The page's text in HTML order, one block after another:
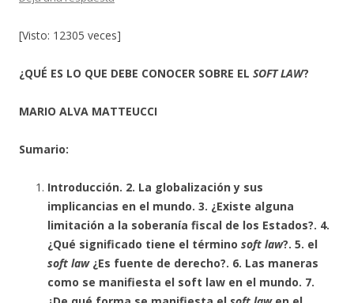
[Visto: 12305 veces]
¿QUÉ ES LO QUE DEBE CONOCER SOBRE EL SOFT LAW?
MARIO ALVA MATTEUCCI
Sumario:
Introducción. 2. La globalización y sus
implicancias en el mundo. 3. ¿Existe alguna
limitación a la soberanía fiscal de los Estados?. 4.
¿Qué significado tiene el término soft law?. 5. el
soft law¿Es fuente de derecho?. 6. Las maneras
como se manifiesta el soft law en el mundo. 7.